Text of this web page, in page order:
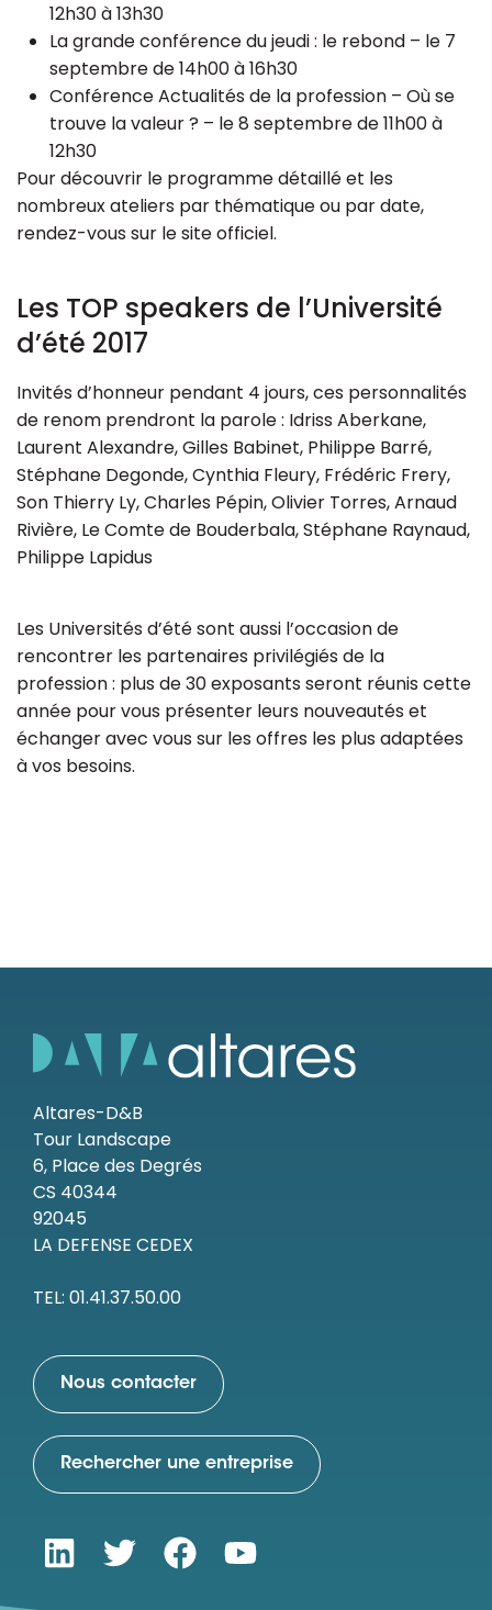
12h30 à 13h30
La grande conférence du jeudi : le rebond – le 7
septembre de 14h00 à 16h30
Conférence Actualités de la profession – Où se
trouve la valeur ? – le 8 septembre de 11h00 à
12h30
Pour découvrir le programme détaillé et les
nombreux ateliers par thématique ou par date,
rendez-vous sur le site officiel.
Les TOP speakers de l’Université
d’été 2017
Invités d’honneur pendant 4 jours, ces personnalités
de renom prendront la parole : Idriss Aberkane,
Laurent Alexandre, Gilles Babinet, Philippe Barré,
Stéphane Degonde, Cynthia Fleury, Frédéric Frery,
Son Thierry Ly, Charles Pépin, Olivier Torres, Arnaud
Rivière, Le Comte de Bouderbala, Stéphane Raynaud,
Philippe Lapidus
Les Universités d’été sont aussi l’occasion de
rencontrer les partenaires privilégiés de la
profession : plus de 30 exposants seront réunis cette
année pour vous présenter leurs nouveautés et
échanger avec vous sur les offres les plus adaptées
à vos besoins.
Altares-D&B
Tour Landscape
6, Place des Degrés
CS 40344
92045
LA DEFENSE CEDEX
TEL: 01.41.37.50.00
Nous contacter
Rechercher une entreprise